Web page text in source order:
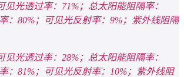
见光透过率：71%；总太阳能阻隔率：
：80%；可见光反射率：9%；紫外线阻隔
见光透过率：28%；总太阳能阻隔率：
：81%；可见光反射率：10%；紫外线阻